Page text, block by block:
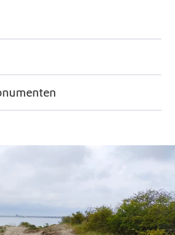
neem je lijn 155 en vanaf
naar Lauwersoog. Beide
de veerdienst of sneldienst
De veerdienst wordt
de veerdienst neem je een